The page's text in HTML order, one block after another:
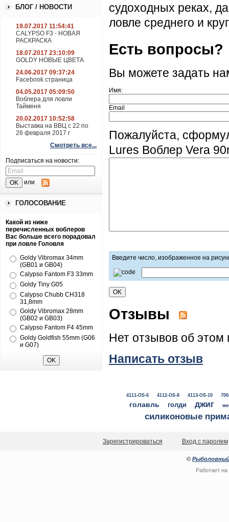
БЛОГ / НОВОСТИ
19.07.2017 11:54:41
CALYPSO F3 - НОВАЯ
РАСКРАСКА
18.07.2017 23:10:09
GOLDY НОВЫЕ ЦВЕТА
24.06.2017 09:37:24
Facebook страница
04.05.2017 05:09:50
Воблера для ловли
Тайменя
20.02.2017 10:52:58
Выставка на ВВЦ с 22 по
26 февраля 2017 г
Смотреть все...
Подписаться на новости:
или
ГОЛОСОВАНИЕ
Какой из ниже
перечисленных воблеров
Вас больше всего порадовал
при ловле Головля
Goldy Vibromax 34mm
(GB01 и GB04)
Calypso Fantom F3 33mm
Goldy Tiny G05
Calypso Chubb CH318
31,8mm
Goldy Vibromax 28mm
(GB02 и GB03)
Calypso Fantom F4 45mm
Goldy Goldfish 55mm (G06
и G07)
судоходных реках,
ловле среднего и
Есть вопросы?
Вы можете задать
Имя:
Email
Пожалуйста,
Lures Воблер Vera
Введите число, изображенное на
Отзывы
Нет отзывов об этом
Написать отзыв
4111-OS-6 4112-OS-8 4113-OS-10
голавль голди джиг
силиконовые
Зарегистрироваться Вход с паролем
© Рыболовный
Работает